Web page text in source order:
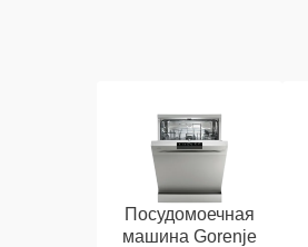
Посудомоечная
машина Gorenje